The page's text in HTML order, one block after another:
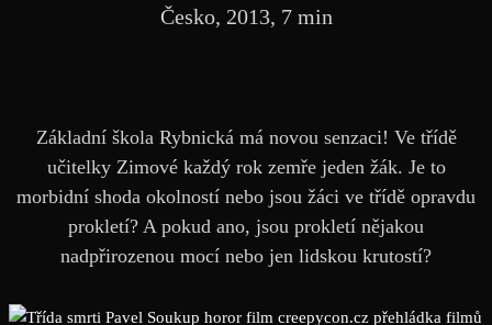
Česko, 2013, 7 min
Základní škola Rybnická má novou senzaci! Ve třídě
učitelky Zimové každý rok zemře jeden žák. Je to
morbidní shoda okolností nebo jsou žáci ve třídě opravdu
prokletí? A pokud ano, jsou prokletí nějakou
nadpřirozenou mocí nebo jen lidskou krutostí?